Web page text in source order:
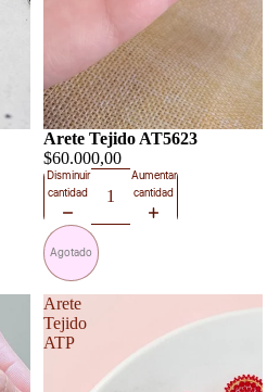
Agotado
Arete Tejido AT5623
$60.000,00
Disminuir
cantidad
Aumentar
cantidad
Agotado
Arete
Tejido
ATP